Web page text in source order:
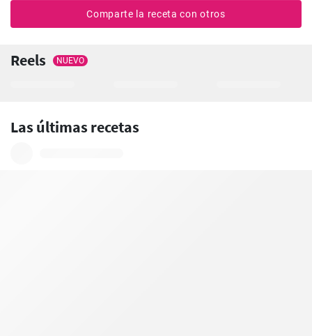
Comparte la receta con otros
Reels NUEVO
Las últimas recetas